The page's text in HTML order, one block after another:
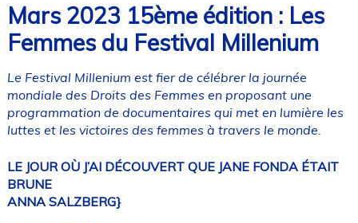
Mars 2023 15ème édition : Les
Femmes du Festival Millenium
Le Festival Millenium est fier de célébrer la journée
mondiale des Droits des Femmes en proposant une
programmation de documentaires qui met en lumière les
luttes et les victoires des femmes à travers le monde.
LE JOUR OÙ J’AI DÉCOUVERT QUE JANE FONDA ÉTAIT
BRUNE
ANNA SALZBERG}